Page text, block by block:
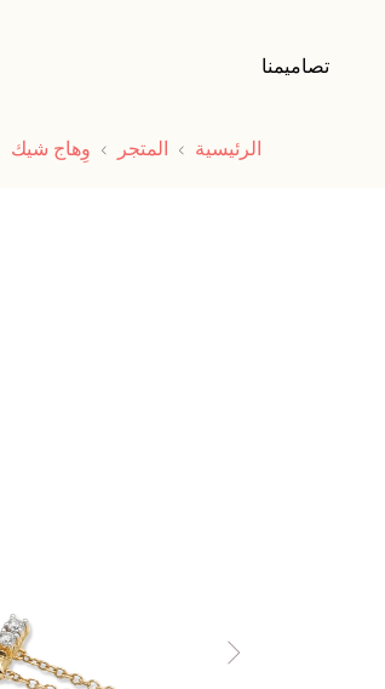
تصاميمنا
الرئيسية المتجر وِهاج شيك